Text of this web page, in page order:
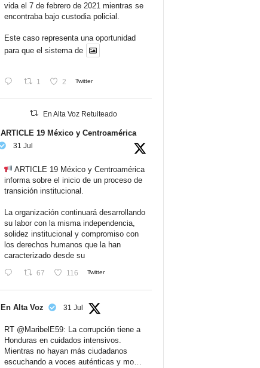
vida el 7 de febrero de 2021 mientras se
encontraba bajo custodia policial.
Este caso representa una oportunidad
para que el sistema de
1 2 Twitter
En Alta Voz Retuiteado
ARTICLE 19 México y Centroamérica
31 Jul
ARTICLE 19 México y Centroamérica
informa sobre el inicio de un proceso de
transición institucional.
La organización continuará desarrollando
su labor con la misma independencia,
solidez institucional y compromiso con
los derechos humanos que la han
caracterizado desde su
67 116 Twitter
En Alta Voz 31 Jul
RT @MaribelE59: La corrupción tiene a
Honduras en cuidados intensivos.
Mientras no hayan más ciudadanos
escuchando a voces auténticas y mo…